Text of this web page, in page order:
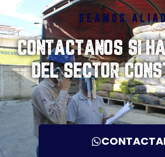
SEAMOS
CONTACTANOS SI
DEL SECTOR